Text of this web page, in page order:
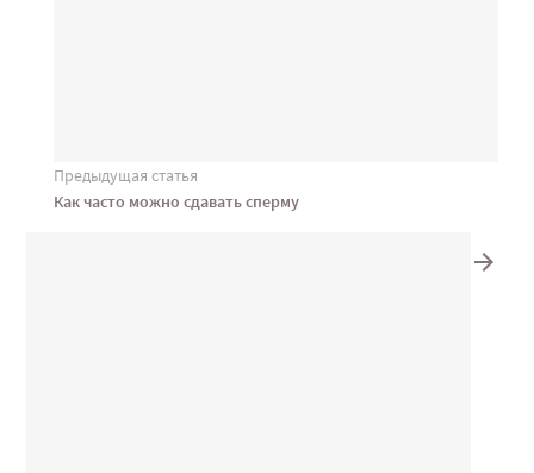
Предыдущая статья
Как часто можно сдавать сперму